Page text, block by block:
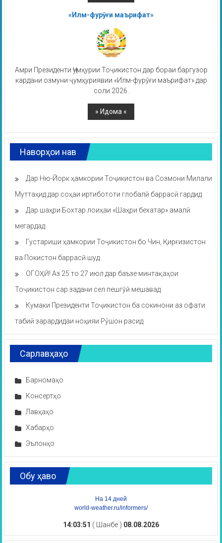
«Илм-фурӯғи маърифат»
Амри Президенти Ҷумҳурии Тоҷикистон дар бораи баргузор
кардани озмуни ҷумҳуриявии «Илм-фурӯғи маърифат» дар
соли 2026.
Наворҳои нав
Дар Ню-Йорк ҳамкории Тоҷикистон ва Созмони Милали
Муттаҳид дар соҳаи иртибототи глобалӣ баррасӣ гардид
Дар шаҳри Бохтар лоиҳаи «Шаҳри бехатар» амалӣ
мегардад
Густариши ҳамкории Тоҷикистон бо Чин, Қирғизистон
ва Покистон баррасӣ шуд
ОГОҲӢ! Аз 25 то 27 июл дар баъзе минтақаҳои
Тоҷикистон сар задани сел пешгӯӣ мешавад
Кумаки Президенти Тоҷикистон ба сокинони аз офати
табиӣ зарардидаи ноҳияи Рӯшон расид
Сарлавҳаҳо
Барномаҳо
Консертҳо
Лавҳаҳо
Хабарҳо
Эълонҳо
Обу ҳаво
На 14 дней
world-weather.ru/informers/
14:03:51 ( Шанбе ) 08.08.2026